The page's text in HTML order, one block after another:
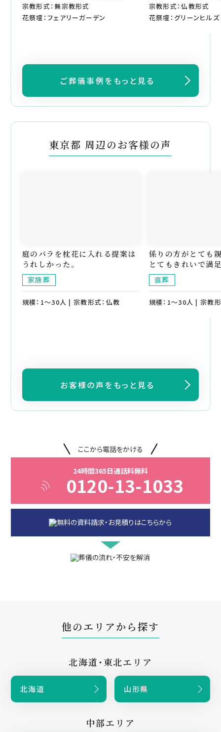
宗教形式：無宗教形式
花祭壇：フェアリーガーデン
宗教形式：仏教形式
花祭壇：グリーンヒルズ
ご葬儀事例をもっと見る
東京都 周辺のお客様の声
庭のバラを枕花に入れる提案は
うれしかった。
家族葬
規模：1～30人 | 宗教形式：仏教
係りの方がとても
とてもきれいで満
直葬
規模：1～30人 | 宗教
お客様の声をもっと見る
ここから電話をかける
24時間365日通話料無料
0120-13-1033
他のエリアから探す
北海道・東北エリア
北海道 山形県
中部エリア